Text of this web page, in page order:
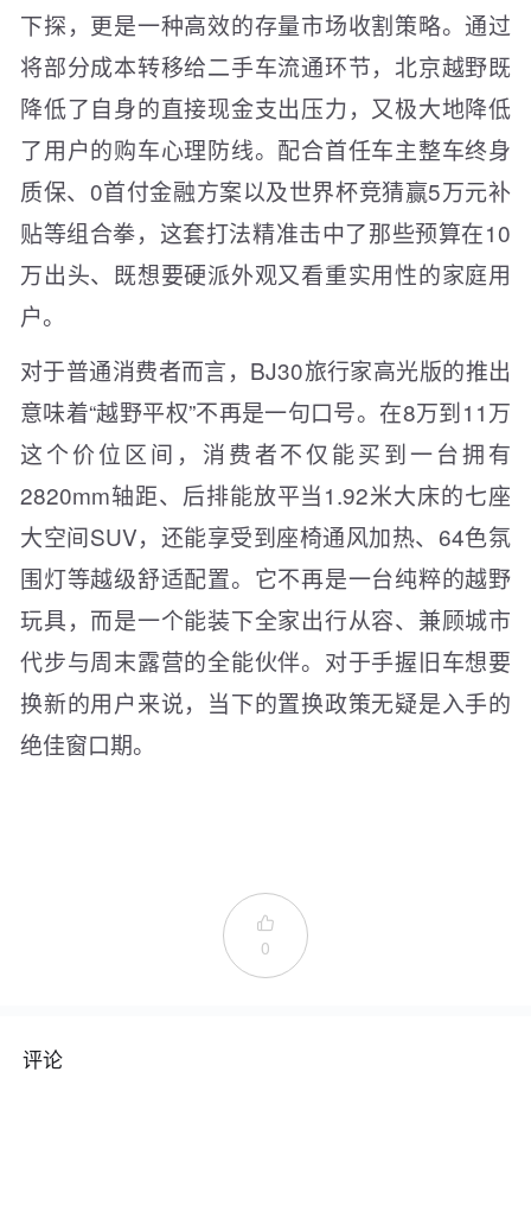
下探，更是一种高效的存量市场收割策略。通过
将部分成本转移给二手车流通环节，北京越野既
降低了自身的直接现金支出压力，又极大地降低
了用户的购车心理防线。配合首任车主整车终身
质保、0首付金融方案以及世界杯竞猜赢5万元补
贴等组合拳，这套打法精准击中了那些预算在10
万出头、既想要硬派外观又看重实用性的家庭用
户。
对于普通消费者而言，BJ30旅行家高光版的推出
意味着“越野平权”不再是一句口号。在8万到11万
这个价位区间，消费者不仅能买到一台拥有
2820mm轴距、后排能放平当1.92米大床的七座
大空间SUV，还能享受到座椅通风加热、64色氛
围灯等越级舒适配置。它不再是一台纯粹的越野
玩具，而是一个能装下全家出行从容、兼顾城市
代步与周末露营的全能伙伴。对于手握旧车想要
换新的用户来说，当下的置换政策无疑是入手的
绝佳窗口期。

0
评论